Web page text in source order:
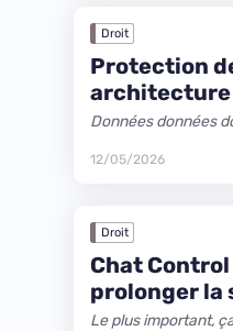
Droit
Protection
architecture
Données données
12/05/2026
Droit
Chat
prolonger la
Le plus important,